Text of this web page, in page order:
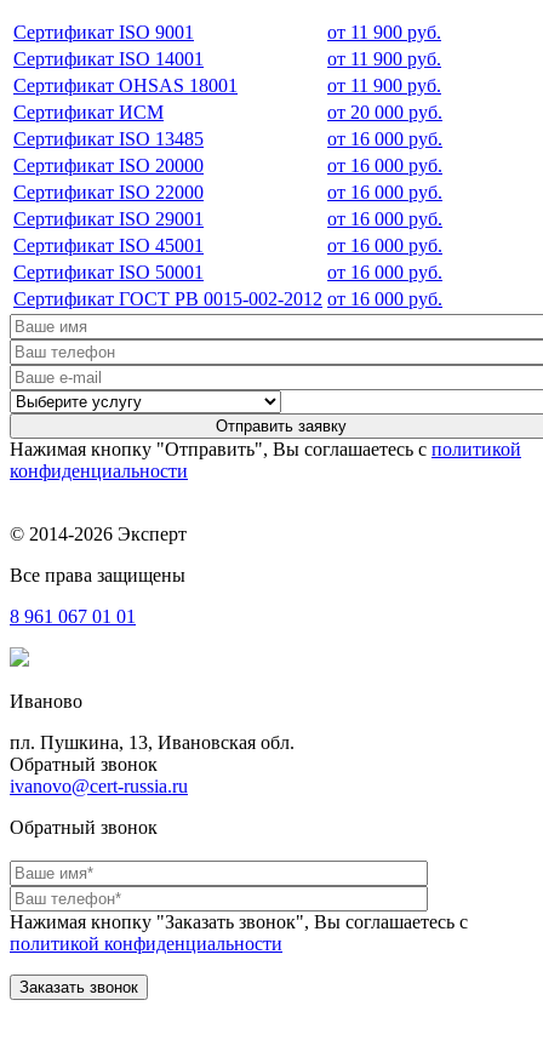
Сертификат ISO 9001
от 11 900 руб.
Сертификат ISO 14001
от 11 900 руб.
Сертификат OHSAS 18001
от 11 900 руб.
Сертификат ИСМ
от 20 000 руб.
Сертификат ISO 13485
от 16 000 руб.
Сертификат ISO 20000
от 16 000 руб.
Сертификат ISO 22000
от 16 000 руб.
Сертификат ISO 29001
от 16 000 руб.
Сертификат ISO 45001
от 16 000 руб.
Сертификат ISO 50001
от 16 000 руб.
Сертификат ГОСТ РВ 0015-002-2012 от 16 000 руб.
Нажимая кнопку "Отправить", Вы соглашаетесь с политикой
конфиденциальности
© 2014-2026 Эксперт
Все права защищены
8 961 067 01 01
Иваново
пл. Пушкина, 13, Ивановская обл.
Обратный звонок
ivanovo@cert-russia.ru
Обратный звонок
Нажимая кнопку "Заказать звонок", Вы соглашаетесь с
политикой конфиденциальности